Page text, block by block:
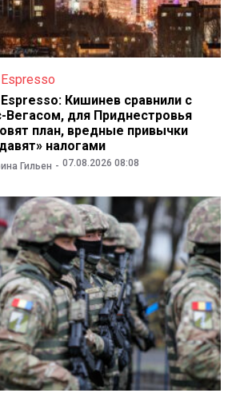
Espresso: Кишинев сравнили с
Вегасом, для Приднестровья
план, вредные привычки
налогами
Гильен 07.08.2026 08:08